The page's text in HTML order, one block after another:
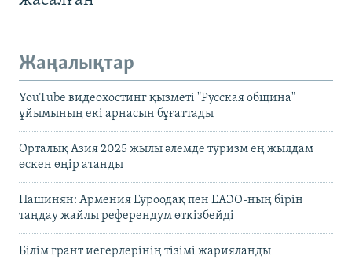
Жаңалықтар
YouTube видеохостинг қызметі "Русская община"
ұйымының екі арнасын бұғаттады
Орталық Азия 2025 жылы әлемде туризм ең жылдам
өскен өңір атанды
Пашинян: Армения Еуроодақ пен ЕАЭО-ның бірін
таңдау жайлы референдум өткізбейді
Білім грант иегерлерінің тізімі жарияланды